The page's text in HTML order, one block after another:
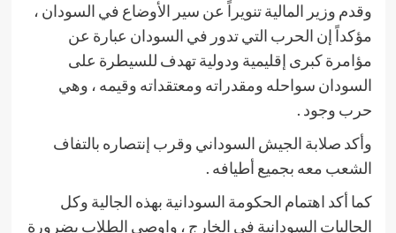
وقدم وزير المالية تنويراً عن سير الأوضاع في السودان ،
مؤكداً إن الحرب التي تدور في السودان عبارة عن
مؤامرة كبرى إقليمية ودولية تهدف للسيطرة على
السودان سواحله ومقدراته ومعتقداته وقيمه ، وهي
حرب وجود .
وأكد صلابة الجيش السوداني وقرب إنتصاره بالتفاف
الشعب معه بجميع أطيافه .
كما أكد اهتمام الحكومة السودانية بهذه الجالية وكل
الجاليات السودانية في الخارج ، واوصى الطلاب بضرورة